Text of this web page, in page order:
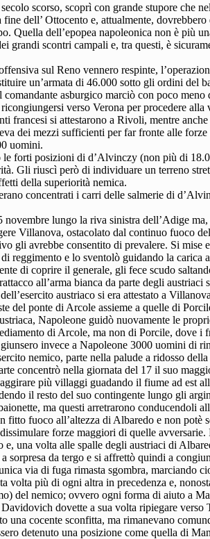
scorso, scoprì con grande stupore che
dell’ Ottocento e, attualmente,
Quella dell’epopea napoleonica non è più
scontri campali e, tra questi, è
sul Reno vennero respinte,
un’armata di 46.000 sotto gli ordini del
asburgico marciò con poco
verso Verona per procedere
francesi si attestarono a Rivoli, mentre
dei mezzi sufficienti per far fronte alle
uomini.
forti posizioni di d’Alvinczy (non più di
Gli riuscì però di individuare un terreno
della superiorità nemica.
concentrati i carri delle salmerie di
lungo la riva sinistra dell’Adige
Villanova, ostacolato dal continuo fuoco
gli avrebbe consentito di prevalere. Si
reggimento e lo sventolò guidando la
di coprire il generale, gli fece scudo
all’arma bianca da parte degli austriaci
austriaco si era attestato a
del ponte di Arcole assieme a quelle di
Napoleone guidò nuovamente le
di Arcole, ma non di Porcile, dove
invece a Napoleone 3000 uomini di
nemico, parte nella palude a ridosso
concentrò nella giornata del 17 il suo
più villaggi guadando il fiume ad est
il resto del suo contingente lungo gli
ma questi arretrarono conducendoli
fuoco all’altezza di Albaredo e non potè
forze maggiori di quelle
una volta alle spalle degli austriaci di
sorpresa da tergo e si affrettò quindi a
via di fuga rimasta sgombra, marciando
volta più di ogni altra in precedenza e,
del nemico; ovvero ogni forma di aiuto a
dovette a sua volta ripiegare verso
una cocente sconfitta, ma rimanevano
detenuto una posizione come quella di